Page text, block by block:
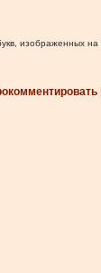
изображенных на
|